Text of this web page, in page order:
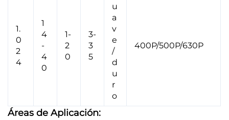
1.
0
2
4
1
4
-
4
0
1-
2
0
3-
3
5
u
a
v
e
/
d
u
r
o
400P/500P/630P
Áreas de Aplicación: